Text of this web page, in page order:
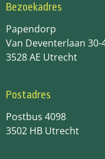
Bezoekadres
Papendorp
Van Deventerlaan 30-
3528 AE Utrecht
Postadres
Postbus 4098
3502 HB Utrecht